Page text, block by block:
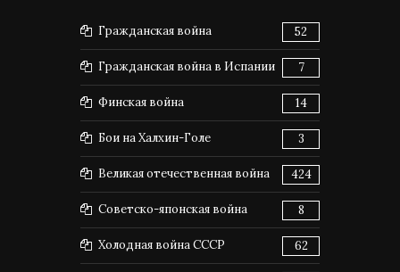
Гражданская война 52
Гражданская война в Испании 7
Финская война 14
Бои на Халхин-Голе 3
Великая отечественная война 424
Советско-японская война 8
Холодная война СССР 62